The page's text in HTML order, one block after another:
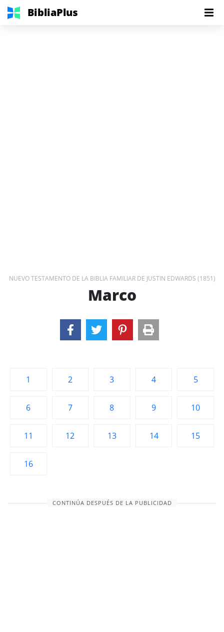
BibliaPlus
NUEVO TESTAMENTO DE LA BIBLIA FAMILIAR DE JUSTIN EDWARDS (1851)
Marco
1 2 3 4 5
6 7 8 9 10
11 12 13 14 15
16
CONTINÚA DESPUÉS DE LA PUBLICIDAD